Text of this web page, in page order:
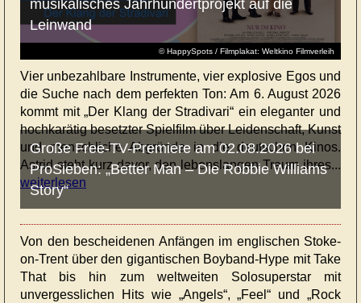
© HappySpots / Filmplakat: Weltkino Filmverleih
musikalisches Jahrhundertprojekt auf die
Leinwand
Vier unbezahlbare Instrumente, vier explosive Egos und
die Suche nach dem perfekten Ton: Am 6. August 2026
kommt mit „Der Klang der Stradivari“ ein eleganter und
hochkarätig besetzter Spielfilm über Leidenschaft, Kunst
und menschliche Abgründe in die deutschen Kinos.
Astrid steht kurz davor, den lebenslangen Traum ihres...
weiterlesen
Große Free-TV-Premiere am 02.08.2026 bei
ProSieben: „Better Man – Die Robbie Williams
Story“
Von den bescheidenen Anfängen im englischen Stoke-
on-Trent über den gigantischen Boyband-Hype mit Take
That bis hin zum weltweiten Solosuperstar mit
unvergesslichen Hits wie „Angels“, „Feel“ und „Rock